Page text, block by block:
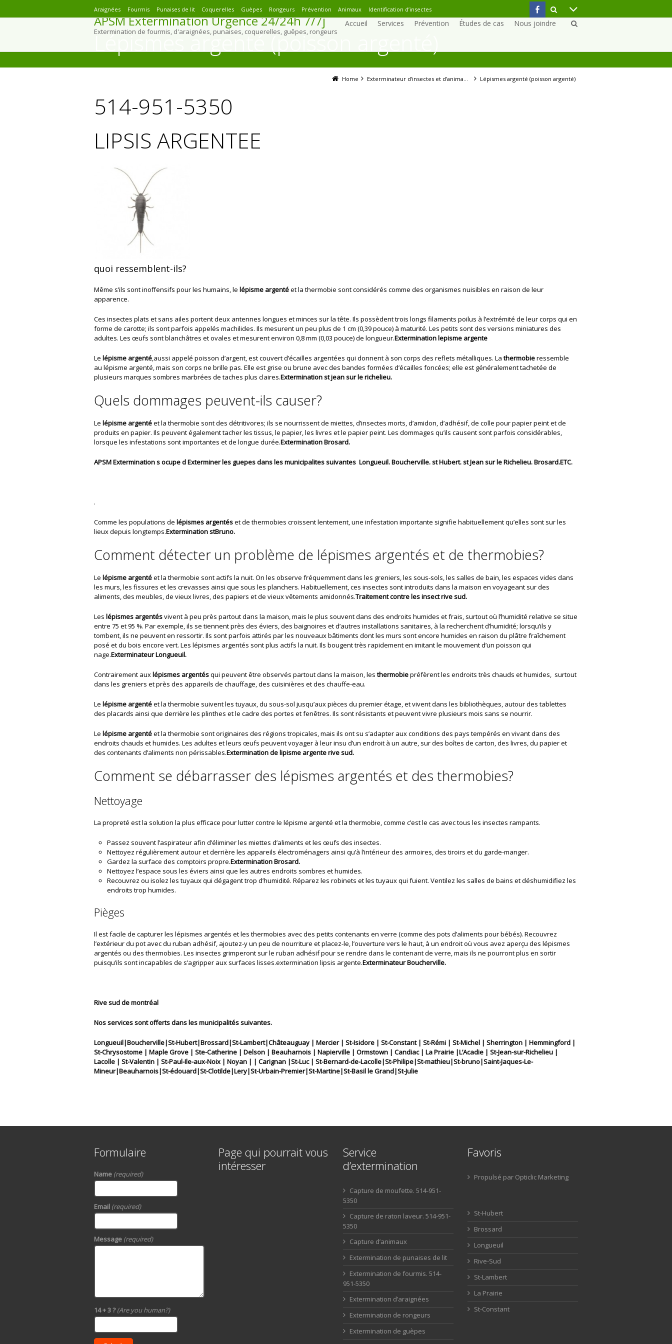
Araignées Fourmis Punaises de lit Coquerelles Guèpes Rongeurs Prévention Animaux Identification d’insectes
APSM Extermination Urgence 24/24h 7/7j
Extermination de fourmis, d'araignées, punaises, coquerelles, guêpes, rongeurs
Accueil Services Prévention Études de cas Nous joindre
Lépismes argenté (poisson argenté)
Home Exterminateur d’insectes et d’animaux nuisibles Lépismes argenté (poisson argenté)
514-951-5350
LIPSIS ARGENTEE
quoi ressemblent-ils?
Même s’ils sont inoffensifs pour les humains, le lépisme argentéet la thermobie sont considérés comme des organismes nuisibles en raison de leur
apparence.
Ces insectes plats et sans ailes portent deux antennes longues et minces sur la tête. Ils possèdent trois longs filaments poilus à l’extrémité de leur corps qui en
forme de carotte; ils sont parfois appelés machilides. Ils mesurent un peu plus de 1 cm (0,39 pouce) à maturité. Les petits sont des versions miniatures des
adultes. Les œufs sont blanchâtres et ovales et mesurent environ 0,8 mm (0,03 pouce) de longueur.Extermination lepisme argente
Le lépisme argenté ,aussi appelé poisson d’argent, est couvert d’écailles argentées qui donnent à son corps des reflets métalliques. Lathermobieressemble
au lépisme argenté, mais son corps ne brille pas. Elle est grise ou brune avec des bandes formées d’écailles foncées; elle est généralement tachetée de
plusieurs marques sombres marbrées de taches plus claires.Extermination st jean sur le richelieu.
Quels dommages peuvent-ils causer?
Le lépisme argentéet la thermobie sont des détritivores; ils se nourrissent de miettes, d’insectes morts, d’amidon, d’adhésif, de colle pour papier peint et de
produits en papier. Ils peuvent également tacher les tissus, le papier, les livres et le papier peint. Les dommages qu’ils causent sont parfois considérables,
lorsque les infestations sont importantes et de longue durée.Extermination Brosard.
APSM Extermination s ocupe d Exterminer les guepes dans les municipalites suivantes Longueuil. Boucherville. st Hubert. st Jean sur le Richelieu. Brosard.ETC.
.
Comme les populations de lépismes argentéset de thermobies croissent lentement, une infestation importante signifie habituellement qu’elles sont sur les
lieux depuis longtemps.Extermination stBruno.
Comment détecter un problème de lépismes argentés et de thermobies?
Le lépisme argentéet la thermobie sont actifs la nuit. On les observe fréquemment dans les greniers, les sous-sols, les salles de bain, les espaces vides dans
les murs, les fissures et les crevasses ainsi que sous les planchers. Habituellement, ces insectes sont introduits dans la maison en voyageant sur des
aliments, des meubles, de vieux livres, des papiers et de vieux vêtements amidonnés.Traitement contre les insect rive sud.
Les lépismes argentésvivent à peu près partout dans la maison, mais le plus souvent dans des endroits humides et frais, surtout où l’humidité relative se situe
entre 75 et 95 %. Par exemple, ils se tiennent près des éviers, des baignoires et d’autres installations sanitaires, à la recherchent d’humidité; lorsqu’ils y
tombent, ils ne peuvent en ressortir. Ils sont parfois attirés par les nouveaux bâtiments dont les murs sont encore humides en raison du plâtre fraîchement
posé et du bois encore vert. Les lépismes argentés sont plus actifs la nuit. Ils bougent très rapidement en imitant le mouvement d’un poisson qui
nage.Exterminateur Longueuil.
Contrairement auxlépismes argentésqui peuvent être observés partout dans la maison, lesthermobiepréfèrent les endroits très chauds et humides, surtout
dans les greniers et près des appareils de chauffage, des cuisinières et des chauffe-eau.
Le lépisme argentéet la thermobie suivent les tuyaux, du sous-sol jusqu’aux pièces du premier étage, et vivent dans les bibliothèques, autour des tablettes
des placards ainsi que derrière les plinthes et le cadre des portes et fenêtres. Ils sont résistants et peuvent vivre plusieurs mois sans se nourrir.
Le lépisme argentéet la thermobie sont originaires des régions tropicales, mais ils ont su s’adapter aux conditions des pays tempérés en vivant dans des
endroits chauds et humides. Les adultes et leurs œufs peuvent voyager à leur insu d’un endroit à un autre, sur des boîtes de carton, des livres, du papier et
des contenants d’aliments non périssables.Extermination de lipisme argente rive sud.
Comment se débarrasser des lépismes argentés et des thermobies?
Nettoyage
La propreté est la solution la plus efficace pour lutter contre le lépisme argenté et la thermobie, comme c’est le cas avec tous les insectes rampants.
Passez souvent l’aspirateur afin d’éliminer les miettes d’aliments et les œufs des insectes.
Nettoyez régulièrement autour et derrière les appareils électroménagers ainsi qu’à l’intérieur des armoires, des tiroirs et du garde-manger.
Gardez la surface des comptoirs propre.Extermination Brosard.
Nettoyez l’espace sous les éviers ainsi que les autres endroits sombres et humides.
Recouvrez ou isolez les tuyaux qui dégagent trop d’humidité. Réparez les robinets et les tuyaux qui fuient. Ventilez les salles de bains et déshumidifiez les
endroits trop humides.
Pièges
Il est facile de capturer les lépismes argentés et les thermobies avec des petits contenants en verre (comme des pots d’aliments pour bébés). Recouvrez
l’extérieur du pot avec du ruban adhésif, ajoutez-y un peu de nourriture et placez-le, l’ouverture vers le haut, à un endroit où vous avez aperçu des lépismes
argentés ou des thermobies. Les insectes grimperont sur le ruban adhésif pour se rendre dans le contenant de verre, mais ils ne pourront plus en sortir
puisqu’ils sont incapables de s’agripper aux surfaces lisses.extermination lipsis argente.Exterminateur Boucherville.
Rive sud de montréal
Nos services sont offerts dans les municipalités suivantes.
Longueuil|Boucherville|St-Hubert|Brossard|St-Lambert|Châteauguay | Mercier | St-Isidore | St-Constant | St-Rémi | St-Michel | Sherrington | Hemmingford |
St-Chrysostome | Maple Grove | Ste-Catherine | Delson | Beauharnois | Napierville | Ormstown | Candiac | La Prairie |L’Acadie | St-Jean-sur-Richelieu |
Lacolle | St-Valentin | St-Paul-Ile-aux-Noix | Noyan | | Carignan |St-Luc | St-Bernard-de-Lacolle|St-Philipe|St-mathieu|St-bruno|Saint-Jaques-Le-
Mineur|Beauharnois|St-édouard|St-Clotilde|Lery|St-Urbain-Premier|St-Martine|St-Basil le Grand|St-Julie
Formulaire
Name (required)
Email (required)
Message (required)
14 + 3 ?(Are you human?)
Page qui pourrait vous
intéresser
Service
d’extermination
Capture de moufette. 514-951-
5350
Capture de raton laveur. 514-951-
5350
Capture d’animaux
Extermination de punaises de lit
Extermination de fourmis. 514-
951-5350
Extermination d’araignées
Extermination de rongeurs
Extermination de guèpes
Favoris
Propulsé par Opticlic Marketing
St-Hubert
Brossard
Longueuil
Rive-Sud
St-Lambert
La Prairie
St-Constant